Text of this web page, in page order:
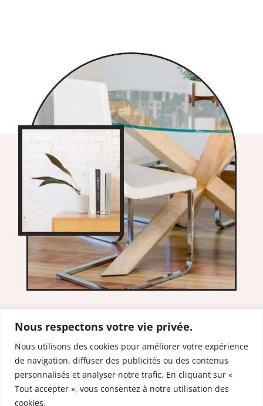
Nous respectons votre vie privée.
Nous utilisons des cookies pour améliorer votre expérience
de navigation, diffuser des publicités ou des contenus
personnalisés et analyser notre trafic. En cliquant sur «
Tout accepter », vous consentez à notre utilisation des
cookies.
RESTONS EN
CONTACT